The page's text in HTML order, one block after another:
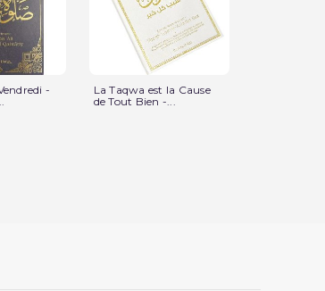
-
La Taqwa est la Cause
de Tout Bien -...